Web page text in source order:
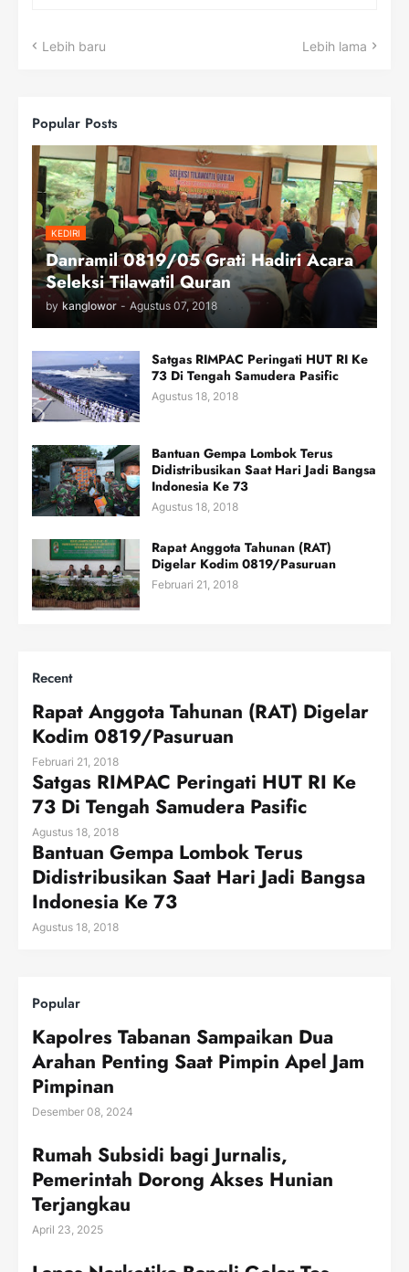
Lebih baru Lebih lama
Popular Posts
KEDIRI
Danramil 0819/05 Grati Hadiri Acara
Seleksi Tilawatil Quran
by kanglowor - Agustus 07, 2018
Satgas RIMPAC Peringati HUT RI Ke
73 Di Tengah Samudera Pasific
Agustus 18, 2018
Bantuan Gempa Lombok Terus
Didistribusikan Saat Hari Jadi Bangsa
Indonesia Ke 73
Agustus 18, 2018
Rapat Anggota Tahunan (RAT)
Digelar Kodim 0819/Pasuruan
Februari 21, 2018
Recent
Rapat Anggota Tahunan (RAT) Digelar
Kodim 0819/Pasuruan
Februari 21, 2018
Satgas RIMPAC Peringati HUT RI Ke
73 Di Tengah Samudera Pasific
Agustus 18, 2018
Bantuan Gempa Lombok Terus
Didistribusikan Saat Hari Jadi Bangsa
Indonesia Ke 73
Agustus 18, 2018
Popular
Kapolres Tabanan Sampaikan Dua
Arahan Penting Saat Pimpin Apel Jam
Pimpinan
Desember 08, 2024
Rumah Subsidi bagi Jurnalis,
Pemerintah Dorong Akses Hunian
Terjangkau
April 23, 2025